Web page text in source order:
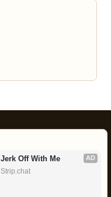
AD
Jerk Off With Me
Strip.chat